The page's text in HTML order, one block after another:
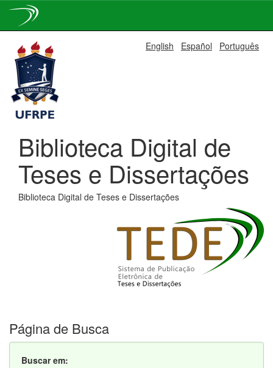
navigation
English Español Português
Biblioteca Digital de
Teses e Dissertações
Biblioteca Digital de Teses e Dissertações
Página de Busca
Buscar em: